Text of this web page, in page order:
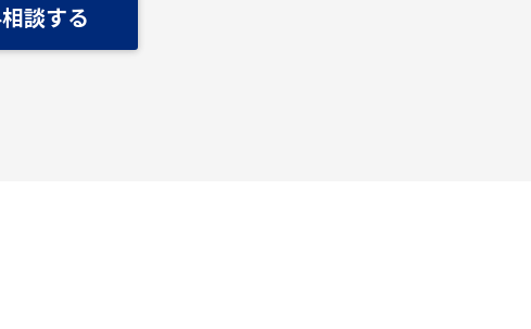
談する